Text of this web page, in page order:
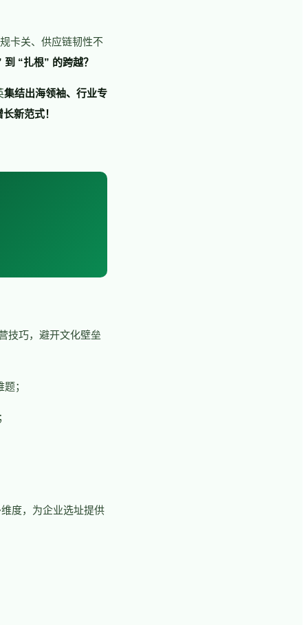
卡关、供应链韧性不
“扎根” 的跨越？
集结出海领袖、行业专
新范式！
技巧，避开文化壁垒
；
度，为企业选址提供